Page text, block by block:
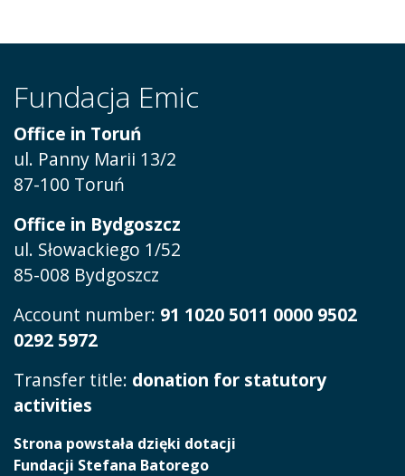
Fundacja Emic
Office in Toruń
ul. Panny Marii 13/2
87-100 Toruń
Office in Bydgoszcz
ul. Słowackiego 1/52
85-008 Bydgoszcz
Account number: 91 1020 5011 0000 9502
0292 5972
Transfer title: donation for statutory
activities
Strona powstała dzięki dotacji
Fundacji Stefana Batorego